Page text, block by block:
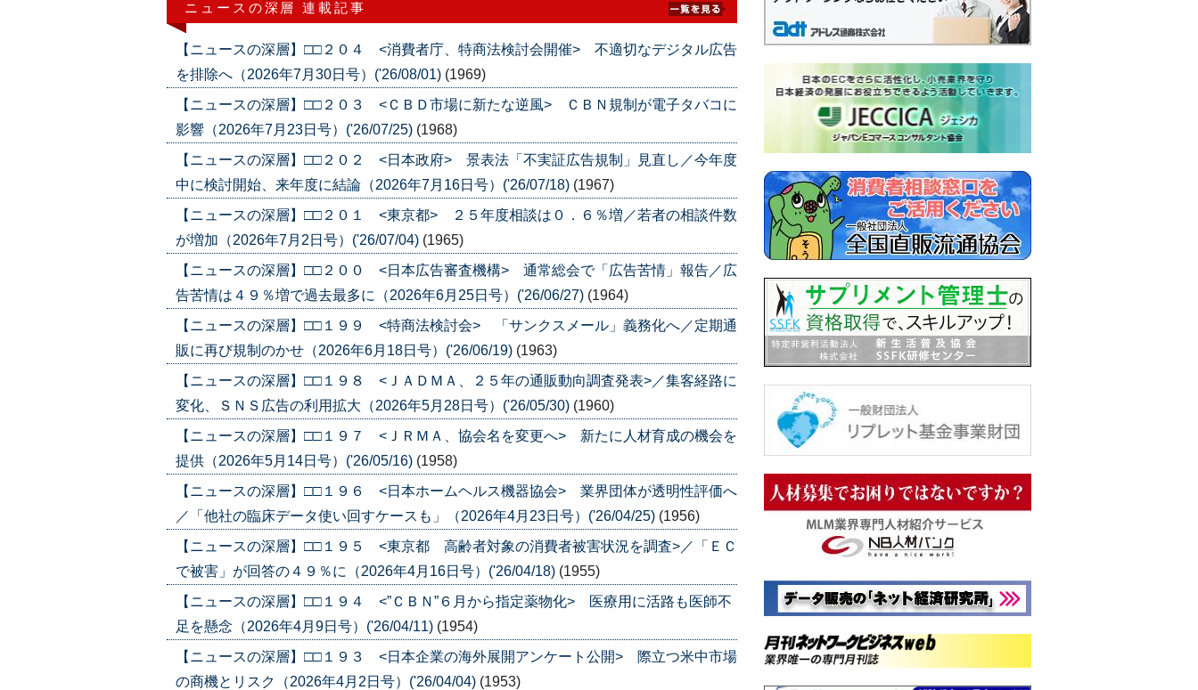
ニュースの深層 連載記事
【ニュースの深層】□□２０４ <消費者庁、特商法検討会開催> 不適切なデジタル広告
を排除へ（2026年7月30日号）('26/08/01) (1969)
【ニュースの深層】□□２０３ <ＣＢＤ市場に新たな逆風> ＣＢＮ規制が電子タバコに
影響（2026年7月23日号）('26/07/25) (1968)
【ニュースの深層】□□２０２ <日本政府> 景表法「不実証広告規制」見直し／今年度
中に検討開始、来年度に結論（2026年7月16日号）('26/07/18) (1967)
【ニュースの深層】□□２０１ <東京都> ２５年度相談は０．６％増／若者の相談件数
が増加（2026年7月2日号）('26/07/04) (1965)
【ニュースの深層】□□２００ <日本広告審査機構> 通常総会で「広告苦情」報告／広
告苦情は４９％増で過去最多に（2026年6月25日号）('26/06/27) (1964)
【ニュースの深層】□□１９９ <特商法検討会> 「サンクスメール」義務化へ／定期通
販に再び規制のかせ（2026年6月18日号）('26/06/19) (1963)
【ニュースの深層】□□１９８ <ＪＡＤＭＡ、２５年の通販動向調査発表>／集客経路に
変化、ＳＮＳ広告の利用拡大（2026年5月28日号）('26/05/30) (1960)
【ニュースの深層】□□１９７ <ＪＲＭＡ、協会名を変更へ> 新たに人材育成の機会を
提供（2026年5月14日号）('26/05/16) (1958)
【ニュースの深層】□□１９６ <日本ホームヘルス機器協会> 業界団体が透明性評価へ
／「他社の臨床データ使い回すケースも」（2026年4月23日号）('26/04/25) (1956)
【ニュースの深層】□□１９５ <東京都 高齢者対象の消費者被害状況を調査>／「ＥＣ
で被害」が回答の４９％に（2026年4月16日号）('26/04/18) (1955)
【ニュースの深層】□□１９４ <”ＣＢＮ”６月から指定薬物化> 医療用に活路も医師不
足を懸念（2026年4月9日号）('26/04/11) (1954)
【ニュースの深層】□□１９３ <日本企業の海外展開アンケート公開> 際立つ米中市場
の商機とリスク（2026年4月2日号）('26/04/04) (1953)